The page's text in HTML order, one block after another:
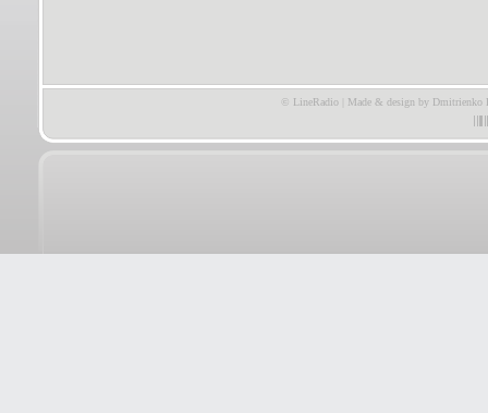
© LineRadio | Made & design by Dmitrienko